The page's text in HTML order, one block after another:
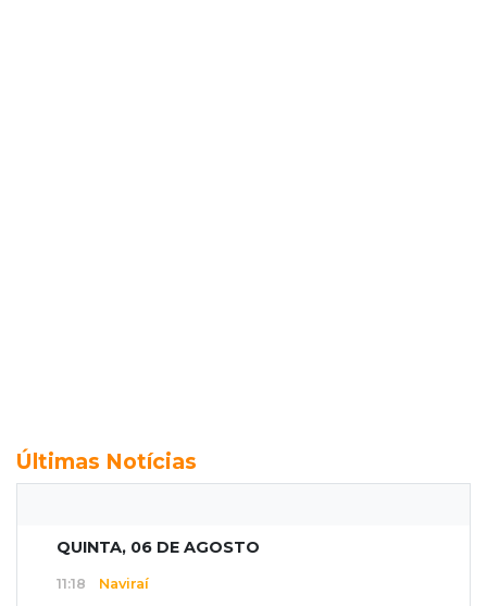
Últimas Notícias
QUINTA, 06 DE AGOSTO
11:18 Naviraí